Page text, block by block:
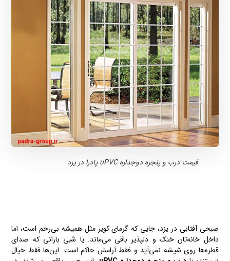
قیمت درب و پنجره دوجداره uPVC پادرا در یزد
صبحی آفتابی در یزد، جایی که گرمای کویر مثل همیشه بی‌رحم است، اما
داخل خانه‌تان خنک و دلپذیر باقی می‌ماند. یا شبی بارانی که صدای
قطره‌ها روی شیشه نمی‌آید و فقط آرامش حاکم است. این‌ها فقط خیال